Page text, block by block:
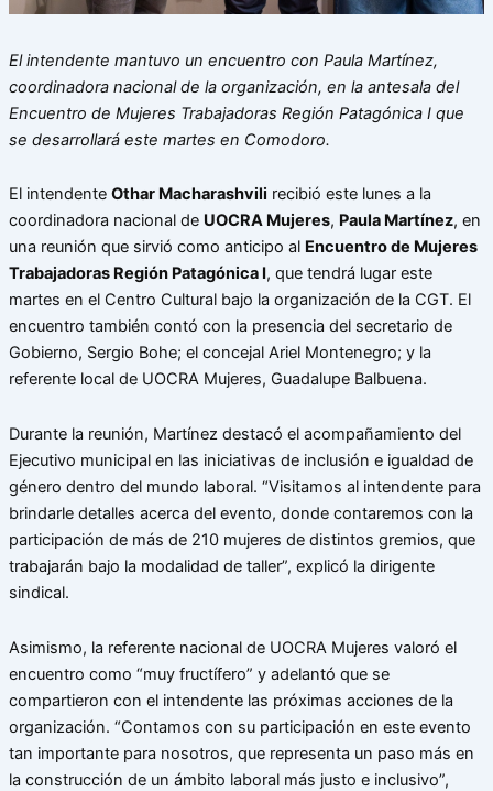
El intendente mantuvo un encuentro con Paula Martínez,
coordinadora nacional de la organización, en la antesala del
Encuentro de Mujeres Trabajadoras Región Patagónica I que
se desarrollará este martes en Comodoro.
El intendente Othar Macharashvili recibió este lunes a la
coordinadora nacional de UOCRA Mujeres, Paula Martínez, en
una reunión que sirvió como anticipo al Encuentro de Mujeres
Trabajadoras Región Patagónica I, que tendrá lugar este
martes en el Centro Cultural bajo la organización de la CGT. El
encuentro también contó con la presencia del secretario de
Gobierno, Sergio Bohe; el concejal Ariel Montenegro; y la
referente local de UOCRA Mujeres, Guadalupe Balbuena.
Durante la reunión, Martínez destacó el acompañamiento del
Ejecutivo municipal en las iniciativas de inclusión e igualdad de
género dentro del mundo laboral. “Visitamos al intendente para
brindarle detalles acerca del evento, donde contaremos con la
participación de más de 210 mujeres de distintos gremios, que
trabajarán bajo la modalidad de taller”, explicó la dirigente
sindical.
Asimismo, la referente nacional de UOCRA Mujeres valoró el
encuentro como “muy fructífero” y adelantó que se
compartieron con el intendente las próximas acciones de la
organización. “Contamos con su participación en este evento
tan importante para nosotros, que representa un paso más en
la construcción de un ámbito laboral más justo e inclusivo”,